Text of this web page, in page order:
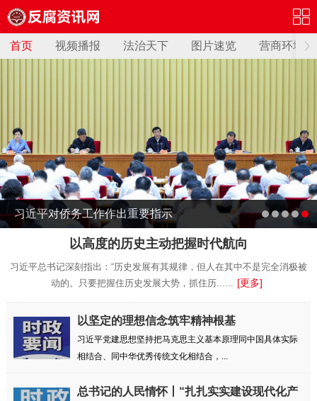
首页 视频播报 法治天下 图片速览 营商环境
习近平对侨务工作作出重要指示
以高度的历史主动把握时代航向
习近平总书记深刻指出：“历史发展有其规律，但人在其中不是完全消极被
动的。只要把握住历史发展大势，抓住历...... [更多]
以坚定的理想信念筑牢精神根基
习近平党建思想坚持把马克思主义基本原理同中国具体实际
相结合、同中华优秀传统文化相结合，...
总书记的人民情怀丨“扎扎实实建设现代化产